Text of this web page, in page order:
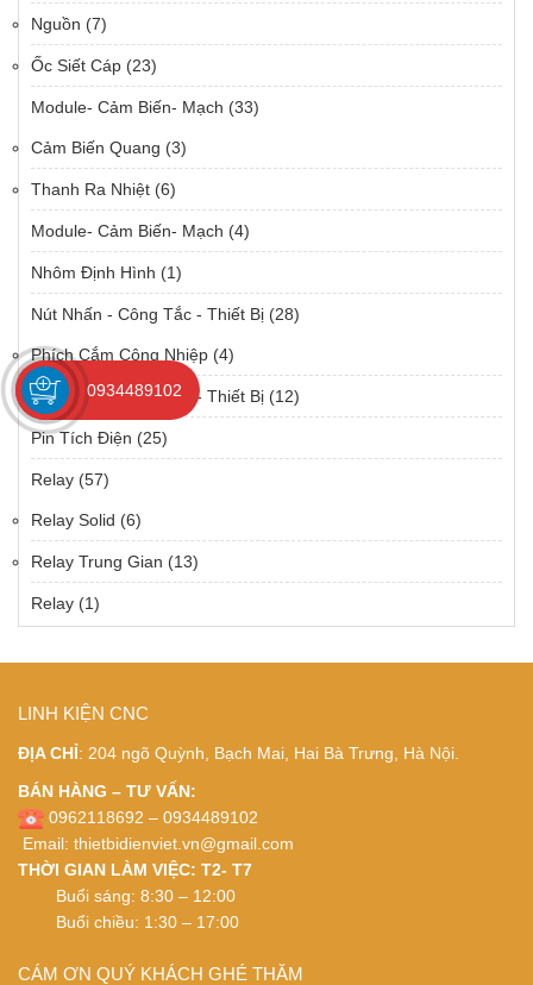
Nguồn (7)
Ốc Siết Cáp (23)
Module- Cảm Biến- Mạch (33)
Cảm Biến Quang (3)
Thanh Ra Nhiệt (6)
Module- Cảm Biến- Mạch (4)
Nhôm Định Hình (1)
Nút Nhấn - Công Tắc - Thiết Bị (28)
Phích Cắm Công Nhiệp (4)
Nút Nhấn - Công Tắc - Thiết Bị (12)
Pin Tích Điện (25)
Relay (57)
Relay Solid (6)
Relay Trung Gian (13)
Relay (1)
LINH KIỆN CNC
ĐỊA CHỈ: 204 ngõ Quỳnh, Bạch Mai, Hai Bà Trưng, Hà Nội.
BÁN HÀNG – TƯ VẤN:
0962118692 – 0934489102
Email: thietbidienviet.vn@gmail.com
THỜI GIAN LÀM VIỆC: T2- T7
Buổi sáng: 8:30 – 12:00
Buổi chiều: 1:30 – 17:00
CÁM ƠN QUÝ KHÁCH GHÉ THĂM
0934489102